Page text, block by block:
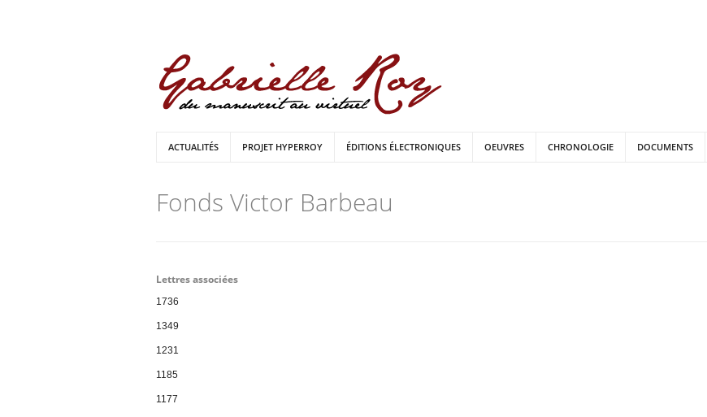
ACTUALITÉS PROJET HYPERROY ÉDITIONS ÉLECTRONIQUES OEUVRES CHRONOLOGIE DOCUMENTS
Fonds Victor Barbeau
Lettres associées
1736
1349
1231
1185
1177